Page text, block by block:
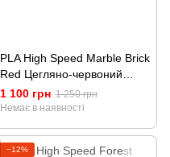
PLA High Speed Marble Brick
Red Цегляно-червоний
Мармур
1 100 грн 1 250 грн
Немає в наявності
−12%